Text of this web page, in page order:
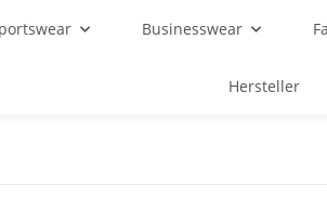
Businesswear
Hersteller